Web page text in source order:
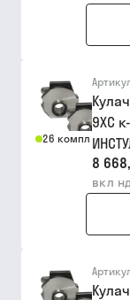
26 компл
9ХС
8
вкл